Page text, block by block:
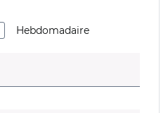
Hebdomadaire
obligatoire)